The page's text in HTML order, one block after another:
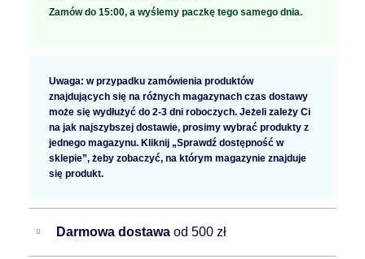
Zamów do 15:00, a wyślemy paczkę tego samego dnia.
Uwaga: w przypadku zamówienia produktów
znajdujących się na różnych magazynach czas dostawy
może się wydłużyć do 2-3 dni roboczych. Jeżeli zależy Ci
na jak najszybszej dostawie, prosimy wybrać produkty z
jednego magazynu. Kliknij „Sprawdź dostępność w
sklepie”, żeby zobaczyć, na którym magazynie znajduje
się produkt.
Darmowa dostawa od 500 zł